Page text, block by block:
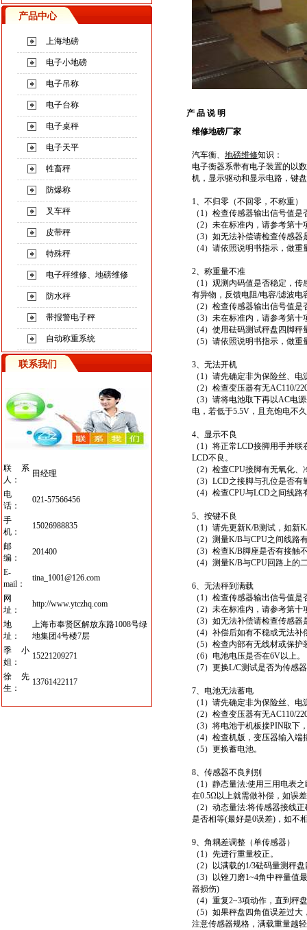
产品中心
上海地磅
电子小地磅
电子吊称
电子台称
电子桌秤
电子天平
牲畜秤
防爆称
叉车秤
皮带秤
特殊秤
电子秤维修、地磅维修
防水秤
带报警电子秤
自动称重系统
联系我们
联系
人：
田经理
电
话：
021-57566456
手
机：
15026988835
邮
编：
201400
E-
mail：
tina_1001@126.com
网
址：
http://www.ytczhq.com
地
址：
上海市奉贤区解放东路1008号绿
地集团4号楼7层
季小
姐：
15221209271
徐先
生：
13761422117
产 品 说 明
维修地磅厂家
汽车衡、 地磅维修知识 ：
电子衡器系带有电子装置的以
机，显示驱动和显示电路，键
1、不归零（不回零，不称重）
（1）检查传感器输出信号值
（2）未在标准内，请参考第十
（3）如无法补偿请检查传感器
（4）请依照说明书指示，做重
2、称重量不准
（1）观测内码值是否稳定，
有异物，反馈电阻/电容/滤波电
（2）检查传感器输出信号值是
（3）未在标准内，请参考第十
（4）使用砝码测试秤盘四脚
（5）请依照说明书指示，做重
3、无法开机
（1）请先确定非为保险丝、
（2）检查变压器有无AC110/
（3）请将电池取下再以AC电
电，若低于5.5V，且充饱电不
4、显示不良
（1）将正常LCD接脚用手并
LCD不良。
（2）检查CPU接脚有无氧化
（3）LCD之接脚与孔位是否
（4）检查CPU与LCD之间线路
5、 按键不良
（1）请先更新K/B测试，如
（2）测量K/B与CPU之间线路
（3）检查K/B脚座是否有接触
（4）测量K/B与CPU回路上的
6、无法秤到满载
（1）检查传感器输出信号值是
（2）未在标准内，请参考第十
（3）如无法补偿请检查传感
（4）补偿后如有不稳或无法
（5）检查内部有无线材或保护
（6）电池电压是否在6V以上。
（7）更换L/C测试是否为传感
7、电池无法蓄电
（1）请先确定非为保险丝、
（2）检查变压器有无AC110/
（3）将电池于机板接PIN取
（4）检查机版，变压器输入
（5）更换蓄电池。
8、传感器不良判别
（1）静态量法:使用三用电表
在0.5Ω以上就需做补偿，如误
（2）动态量法:将传感器接线
是否相等(最好是0误差)，如不
9、角耦差调整（单传感器）
（1）先进行重量校正。
（2）以满载的1/3砝码量测秤
（3）以锉刀磨1~4角中秤量
器损伤)
（4）重复2~3项动作，直到
（5）如果秤盘四角值误差过
注意传感器规格，满载重量越